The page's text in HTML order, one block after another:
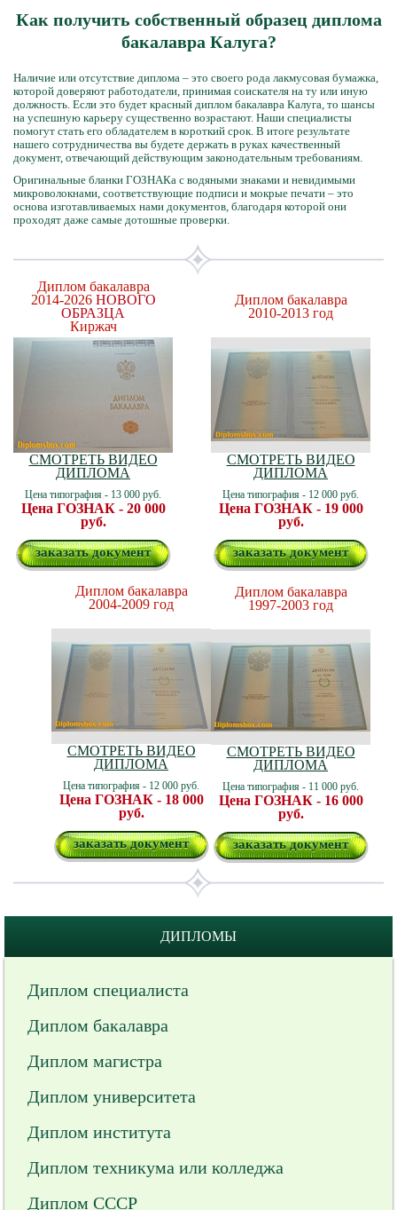
Как получить собственный образец диплома
бакалавра Калуга?
Наличие или отсутствие диплома – это своего рода лакмусовая бумажка,
которой доверяют работодатели, принимая соискателя на ту или иную
должность. Если это будет красный диплом бакалавра Калуга, то шансы
на успешную карьеру существенно возрастают. Наши специалисты
помогут стать его обладателем в короткий срок. В итоге результате
нашего сотрудничества вы будете держать в руках качественный
документ, отвечающий действующим законодательным требованиям.
Оригинальные бланки ГОЗНАКа с водяными знаками и невидимыми
микроволокнами, соответствующие подписи и мокрые печати – это
основа изготавливаемых нами документов, благодаря которой они
проходят даже самые дотошные проверки.
Диплом бакалавра
2014-2026 НОВОГО
ОБРАЗЦА
Киржач
СМОТРЕТЬ ВИДЕО
ДИПЛОМА
Цена типография - 13 000 руб.
Цена ГОЗНАК - 20 000
руб.
заказать документ
Диплом бакалавра
2010-2013 год
СМОТРЕТЬ ВИДЕО
ДИПЛОМА
Цена типография - 12 000 руб.
Цена ГОЗНАК - 19 000
руб.
заказать документ
Диплом бакалавра
2004-2009 год
СМОТРЕТЬ ВИДЕО
ДИПЛОМА
Цена типография - 12 000 руб.
Цена ГОЗНАК - 18 000
руб.
заказать документ
Диплом бакалавра
1997-2003 год
СМОТРЕТЬ ВИДЕО
ДИПЛОМА
Цена типография - 11 000 руб.
Цена ГОЗНАК - 16 000
руб.
заказать документ
ДИПЛОМЫ
Диплом специалиста
Диплом бакалавра
Диплом магистра
Диплом университета
Диплом института
Диплом техникума или колледжа
Диплом СССР